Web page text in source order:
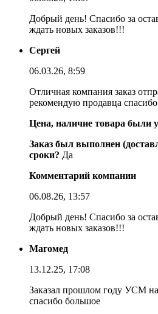
Добрый день! Спасибо за
ждать новых заказов!!!
Сергей
06.03.26, 8:59
Отличная компания заказ
рекомендую продавца
Цена, наличие товара были
Заказ был выполнен
сроки? Да
Комментарий компании
06.08.26, 13:57
Добрый день! Спасибо за
ждать новых заказов!!!
Магомед
13.12.25, 17:08
Заказал прошлом году УСМ
спасибо большое